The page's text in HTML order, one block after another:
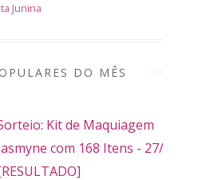
Junina
DO MÊS
Kit de Maquiagem
com 168 Itens - 27/10